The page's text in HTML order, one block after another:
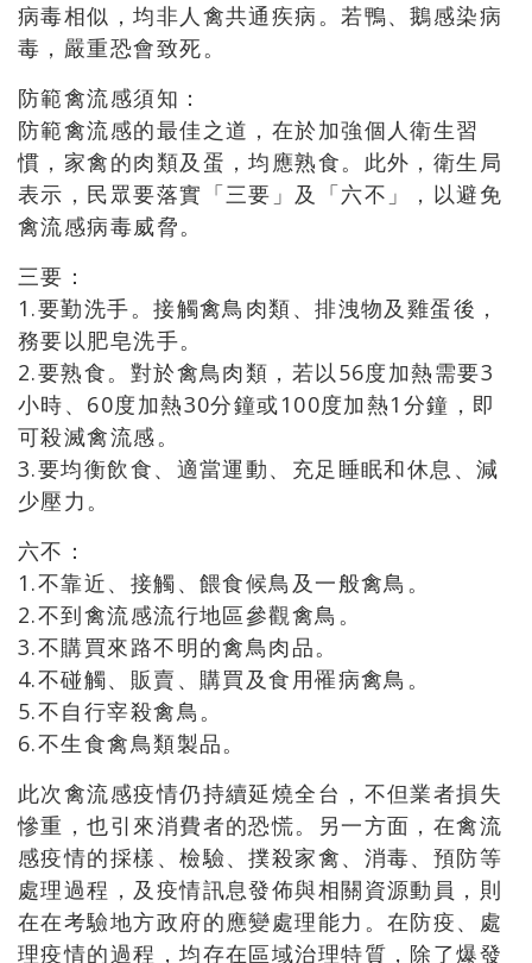
病毒相似，均非人禽共通疾病。若鴨、鵝感染病
毒，嚴重恐會致死。
防範禽流感須知：
防範禽流感的最佳之道，在於加強個人衛生習
慣，家禽的肉類及蛋，均應熟食。此外，衛生局
表示，民眾要落實「三要」及「六不」，以避免
禽流感病毒威脅。
三要：
1.要勤洗手。接觸禽鳥肉類、排洩物及雞蛋後，
務要以肥皂洗手。
2.要熟食。對於禽鳥肉類，若以56度加熱需要3
小時、60度加熱30分鐘或100度加熱1分鐘，即
可殺滅禽流感。
3.要均衡飲食、適當運動、充足睡眠和休息、減
少壓力。
六不：
1.不靠近、接觸、餵食候鳥及一般禽鳥。
2.不到禽流感流行地區參觀禽鳥。
3.不購買來路不明的禽鳥肉品。
4.不碰觸、販賣、購買及食用罹病禽鳥。
5.不自行宰殺禽鳥。
6.不生食禽鳥類製品。
此次禽流感疫情仍持續延燒全台，不但業者損失
慘重，也引來消費者的恐慌。另一方面，在禽流
感疫情的採樣、檢驗、撲殺家禽、消毒、預防等
處理過程，及疫情訊息發佈與相關資源動員，則
在在考驗地方政府的應變處理能力。在防疫、處
理疫情的過程，均存在區域治理特質，除了爆發